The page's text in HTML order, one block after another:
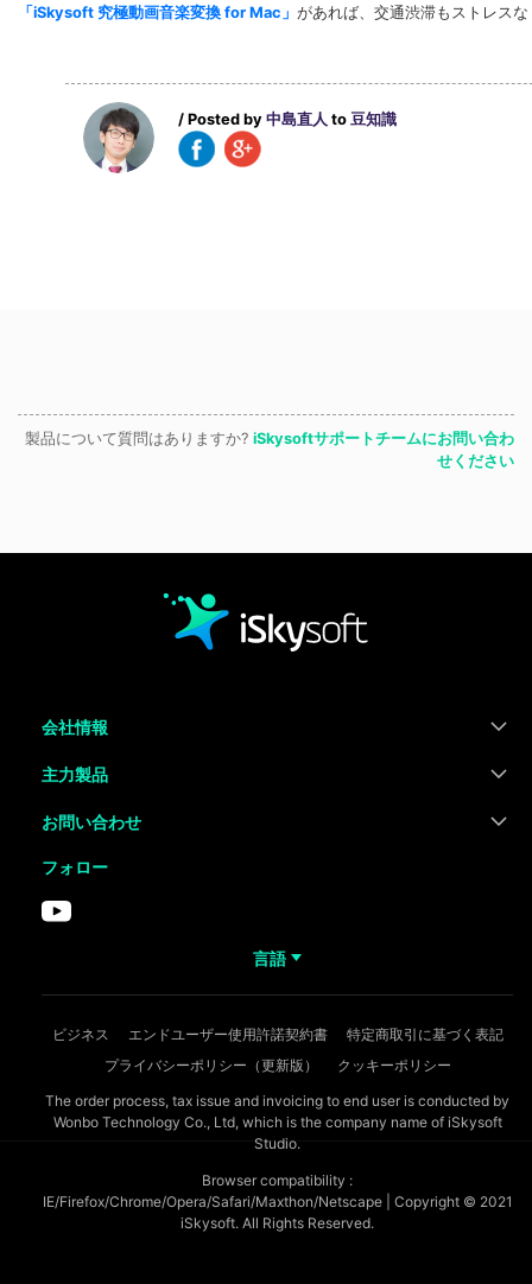
「iSkysoft 究極動画音楽変換 for Mac」 があれば、交通渋滞もストレス
/ Posted by 中島直人 to 豆知識
製品について質問はありますか? iSkysoftサポートチームにお問い合わ
せください
会社情報
主力製品
お問い合わせ
フォロー
言語
ビジネス エンドユーザー使用許諾契約書
特定商取引に基づく表記
プライバシーポリシー（更新版）
クッキーポリシー
The order process, tax issue and invoicing to end user is conducted by
Wonbo Technology Co., Ltd, which is the company name of iSkysoft
Studio.
Browser compatibility :
IE/Firefox/Chrome/Opera/Safari/Maxthon/Netscape | Copyright © 2021
iSkysoft. All Rights Reserved.